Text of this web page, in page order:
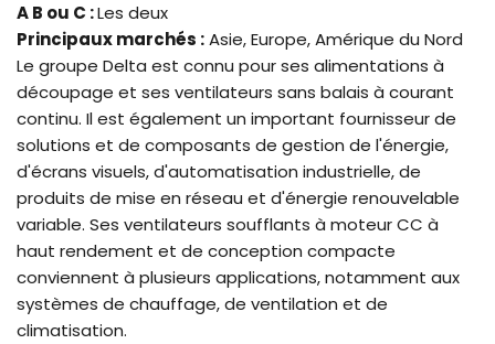
A B ou C :Les deux
Principaux marchés :Asie, Europe, Amérique du Nord
Le groupe Delta est connu pour ses alimentations à
découpage et ses ventilateurs sans balais à courant
continu. Il est également un important fournisseur de
solutions et de composants de gestion de l'énergie,
d'écrans visuels, d'automatisation industrielle, de
produits de mise en réseau et d'énergie renouvelable
variable. Ses ventilateurs soufflants à moteur CC à
haut rendement et de conception compacte
conviennent à plusieurs applications, notamment aux
systèmes de chauffage, de ventilation et de
climatisation.